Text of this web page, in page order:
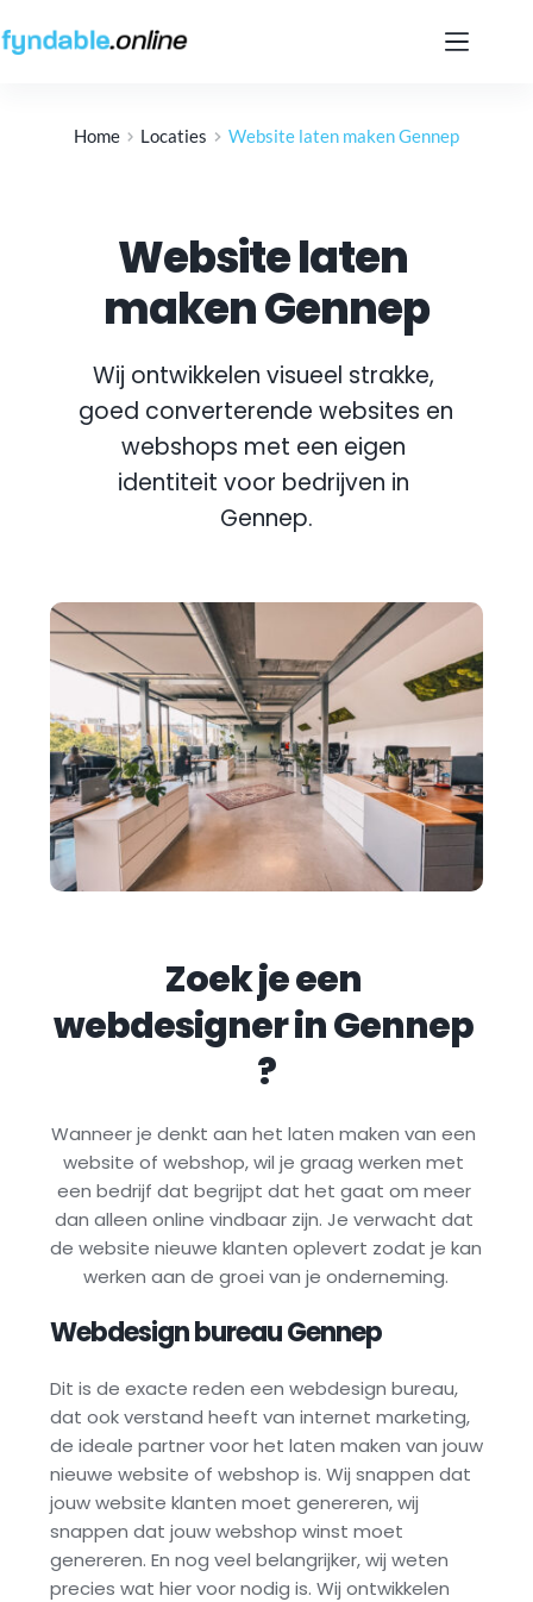
naar
de
Home Locaties Website laten maken Gennep
Website laten
maken Gennep
Wij ontwikkelen visueel strakke,
goed converterende websites en
webshops met een eigen
Gennep.
Zoek je een
webdesigner in Gennep
?
Wanneer je denkt aan het laten maken van een
website of webshop, wil je graag werken met
een bedrijf dat begrijpt dat het gaat om meer
dan alleen online vindbaar zijn. Je verwacht dat
de website nieuwe klanten oplevert zodat je kan
werken aan de groei van je onderneming.
Webdesign bureau Gennep
Dit is de exacte reden een webdesign bureau,
dat ook verstand heeft van internet marketing,
de ideale partner voor het laten maken van jouw
nieuwe website of webshop is. Wij snappen dat
jouw website klanten moet genereren, wij
snappen dat jouw webshop winst moet
genereren. En nog veel belangrijker, wij weten
precies wat hier voor nodig is. Wij ontwikkelen